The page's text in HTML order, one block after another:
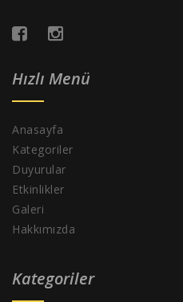
Hızlı Menü
Anasayfa
Kategoriler
Duyurular
Etkinlikler
Galeri
Hakkımızda
Kategoriler